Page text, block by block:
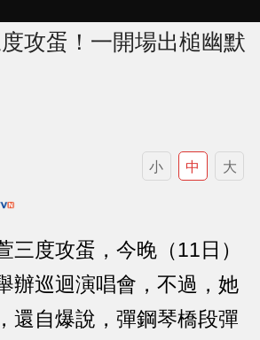
攻蛋！一開場出槌幽默
小 中 大
三度攻蛋，今晚（11日）
辦巡迴演唱會，不過，她
還自爆說，彈鋼琴橋段彈